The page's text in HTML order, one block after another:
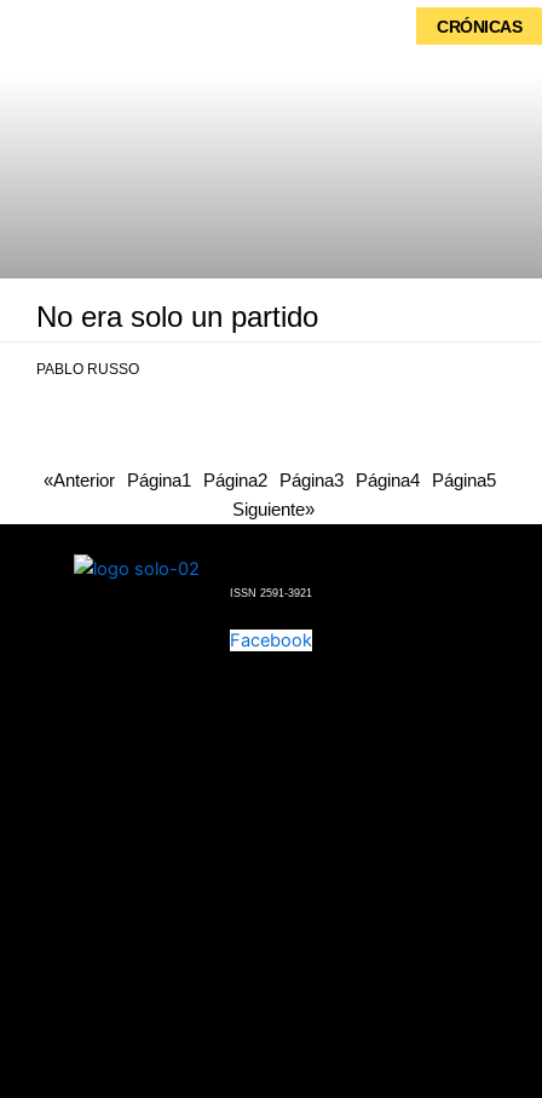
CRÓNICAS
No era solo un partido
PABLO RUSSO
«Anterior Página1 Página2 Página3 Página4 Página5
Siguiente»
ISSN 2591-3921
Facebook